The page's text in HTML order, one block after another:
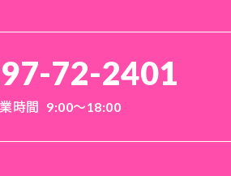
72-2401
時間 9:00～18:00